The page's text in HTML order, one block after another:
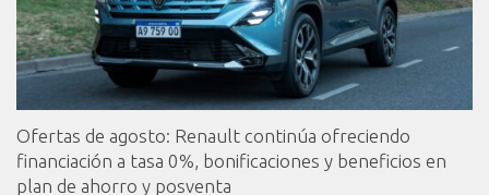
Ofertas de agosto: Renault continúa ofreciendo
financiación a tasa 0%, bonificaciones y beneficios en
plan de ahorro y posventa